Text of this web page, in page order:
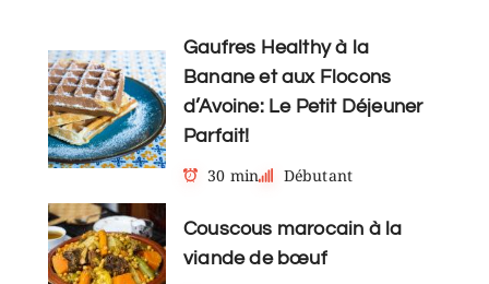
Gaufres Healthy à la
Banane et aux Flocons
d’Avoine: Le Petit Déjeuner
Parfait!
30 min
Débutant
Couscous marocain à la
viande de bœuf